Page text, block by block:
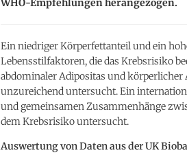
WHO-Empfehlungen herangezogen.
Ein niedriger Körperfettanteil und ein
Lebensstilfaktoren, die das Krebsrisiko
abdominaler Adipositas und
unzureichend untersucht. Ein
und gemeinsamen Zusammenhänge
dem Krebsrisiko untersucht.
Auswertung von Daten aus der UK